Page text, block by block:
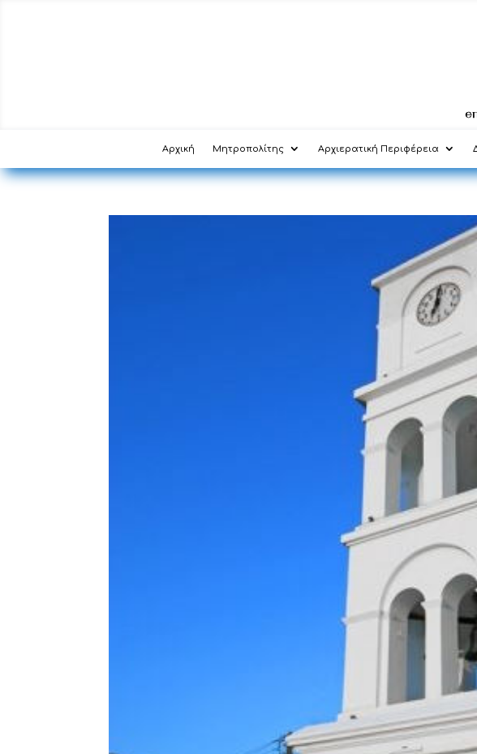
Αρχική Μητροπολίτης Αρχιερατική Περιφέρεια